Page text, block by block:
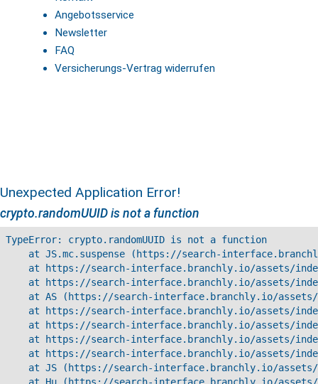
Angebotsservice
Newsletter
FAQ
Versicherungs-Vertrag widerrufen
Unexpected Application Error!
crypto.randomUUID is not a function
TypeError: crypto.randomUUID is not a function
at JS.mc.suspense (https://search-
at https://search-interface.branchly.io/assets/
at https://search-interface.branchly.io/assets/
at AS (https://search-interface.branchly.io/
at https://search-interface.branchly.io/assets/
at https://search-interface.branchly.io/assets/
at https://search-interface.branchly.io/assets/
at https://search-interface.branchly.io/assets/
at JS (https://search-interface.branchly.io/